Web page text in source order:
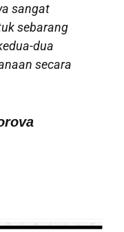
sangat
sebarang
dua
secara